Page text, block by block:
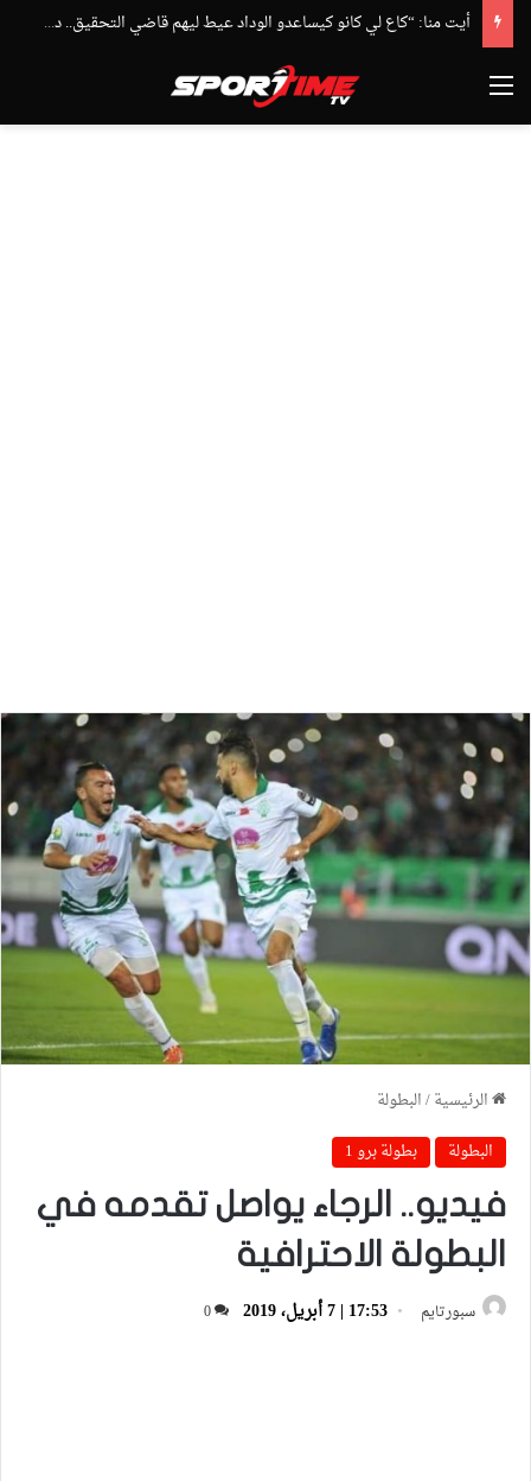
أيت منا: “كاع لي كانو كيساعدو الوداد عيط ليهم قاضي التحقيق.. دابا حتى شي واحد ما بقا باغي يعاون”
القائمة
الرئيسية/البطولة
البطولة
بطولة برو 1
فيديو.. الرجاء يواصل تقدمه في
البطولة الاحترافية
سبورتايم 17:53 | 7 أبريل، 2019 0